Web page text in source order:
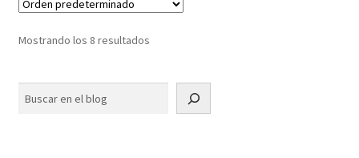
Mostrando los 8 resultados